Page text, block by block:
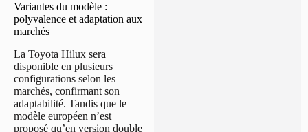
Variantes du modèle :
polyvalence et adaptation aux
marchés
La Toyota Hilux sera
disponible en plusieurs
configurations selon les
marchés, confirmant son
adaptabilité. Tandis que le
modèle européen n’est
proposé qu’en version double